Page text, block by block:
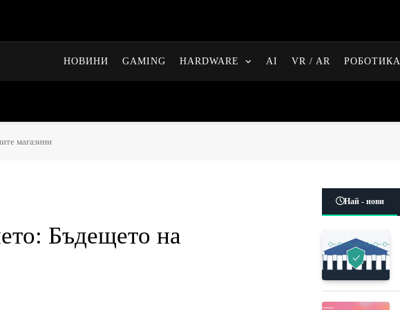
НОВИНИ GAMING HARDWARE AI VR / AR РОБОТИКА
магазини
Бъдещето на
Най - нови